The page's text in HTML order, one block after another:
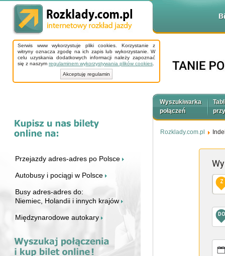
Serwis www wykorzystuje pliki cookies. Korzystanie z
witryny oznacza zgodę na ich zapis lub wykorzystanie. W
celu uzyskania dodatkowych informacji należy zapoznać
się z naszym regulaminem wykorzystywania plików cookies
Akceptuję regulamin
Przejazdy adres-adres po Polsce
Autobusy i pociągi w Polsce
Busy adres-adres do:
Niemiec, Holandii i innych krajów
Międzynarodowe autokary
Wyszukiwarka
połączeń
Rozklady.com.pl
Z
DO